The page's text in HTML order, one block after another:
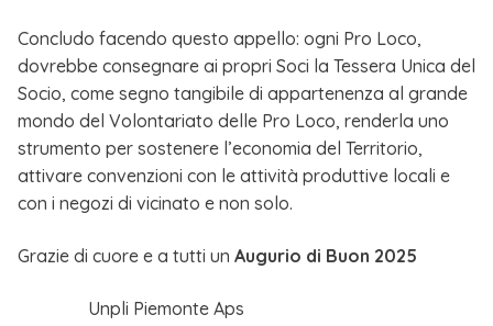
Concludo facendo questo appello: ogni Pro Loco,
dovrebbe consegnare ai propri Soci la Tessera Unica del
Socio, come segno tangibile di appartenenza al grande
mondo del Volontariato delle Pro Loco, renderla uno
strumento per sostenere l’economia del Territorio,
attivare convenzioni con le attività produttive locali e
con i negozi di vicinato e non solo.
Grazie di cuore e a tutti un Augurio di Buon 2025
Unpli Piemonte Aps